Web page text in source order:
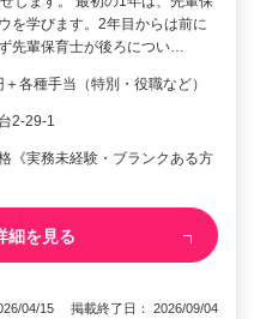
を学びます。2年目からは前に
先輩保育士が後ろについ…
各種手当（特別・役職など）
2-29-1
《実務未経験・ブランクある方
細を見る
04/15 掲載終了日： 2026/09/04